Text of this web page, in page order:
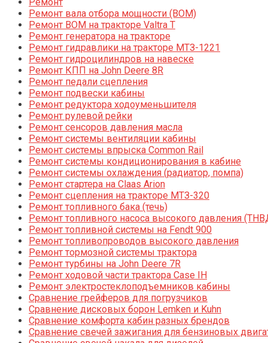
Ремонт вала отбора мощности (ВОМ)
Ремонт ВОМ на тракторе Valtra T
Ремонт генератора на тракторе
Ремонт гидравлики на тракторе МТЗ-1221
Ремонт гидроцилиндров на навеске
Ремонт КПП на John Deere 8R
Ремонт педали сцепления
Ремонт подвески кабины
Ремонт редуктора ходоуменьшителя
Ремонт рулевой рейки
Ремонт сенсоров давления масла
Ремонт системы вентиляции кабины
Ремонт системы впрыска Common Rail
Ремонт системы кондиционирования в кабине
Ремонт системы охлаждения (радиатор, помпа)
Ремонт стартера на Claas Arion
Ремонт сцепления на тракторе МТЗ-320
Ремонт топливного бака (течь)
Ремонт топливного насоса высокого давления
Ремонт топливной системы на Fendt 900
Ремонт топливопроводов высокого давления
Ремонт тормозной системы трактора
Ремонт турбины на John Deere 7R
Ремонт ходовой части трактора Case IH
Ремонт электростеклоподъемников кабины
Сравнение грейферов для погрузчиков
Сравнение дисковых борон Lemken и Kuhn
Сравнение комфорта кабин разных брендов
Сравнение свечей зажигания для бензиновых